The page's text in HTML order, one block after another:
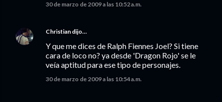
30 de marzo de 2009 a las 10:52 a.m.
Christian dijo…
Y que me dices de Ralph Fiennes Joel? Si tiene
cara de loco no? ya desde 'Dragon Rojo' se le
veía aptitud para ese tipo de personajes.
30 de marzo de 2009 a las 10:54 a.m.